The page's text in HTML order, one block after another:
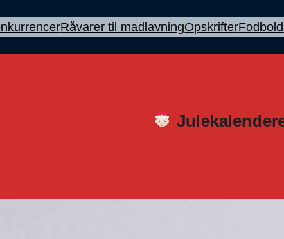
Råvarer til madlavningOpskrifterFodbold